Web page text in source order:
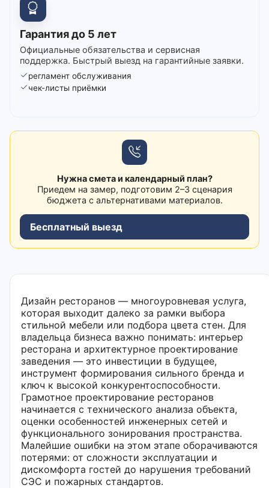
Гарантия до 5 лет
Официальные обязательства и сервисная
поддержка. Быстрый выезд на гарантийные заявки.
регламент обслуживания
чек-листы приёмки
Нужна смета и календарный план?
Приедем на замер, подготовим 2–3 сценария
бюджета с альтернативами материалов.
Бесплатный выезд
Дизайн ресторанов — многоуровневая услуга,
которая выходит далеко за рамки выбора
стильной мебели или подбора цвета стен. Для
владельца бизнеса важно понимать: интерьер
ресторана и архитектурное проектирование
заведения — это инвестиции в будущее,
инструмент формирования сильного бренда и
ключ к высокой конкурентоспособности.
Грамотное проектирование ресторанов
начинается с технического анализа объекта,
оценки особенностей инженерных сетей и
функционального зонирования пространства.
Малейшие ошибки на этом этапе оборачиваются
потерями: от сложности эксплуатации и
дискомфорта гостей до нарушения требований
СЭС и пожарных стандартов.